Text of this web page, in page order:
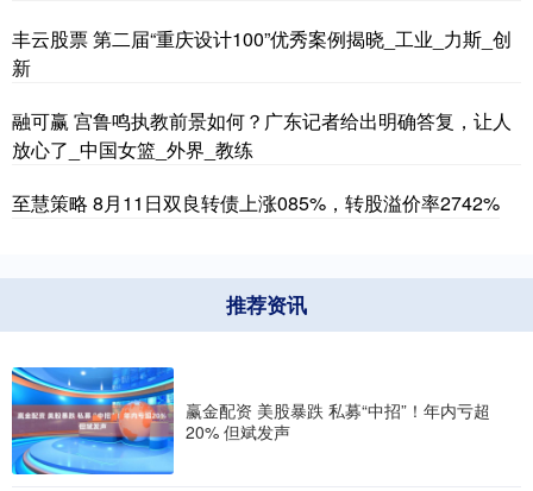
丰云股票 第二届“重庆设计100”优秀案例揭晓_工业_力斯_创
新
融可赢 宫鲁鸣执教前景如何？广东记者给出明确答复，让人
放心了_中国女篮_外界_教练
至慧策略 8月11日双良转债上涨085%，转股溢价率2742%
推荐资讯
赢金配资 美股暴跌 私募“中招”！年内亏超
20% 但斌发声